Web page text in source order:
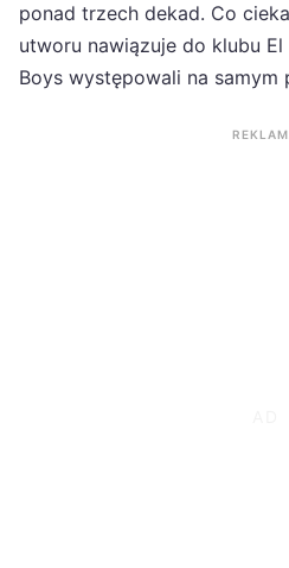
ponad trzech dekad. Co
utworu nawiązuje do klubu
Boys występowali na samym